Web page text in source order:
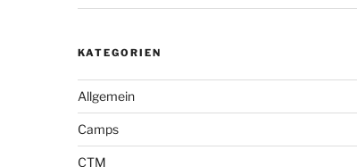
KATEGORIEN
Allgemein
Camps
CTM